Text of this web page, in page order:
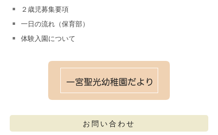
２歳児募集要項
一日の流れ（保育部）
体験入園について
お問い合わせ